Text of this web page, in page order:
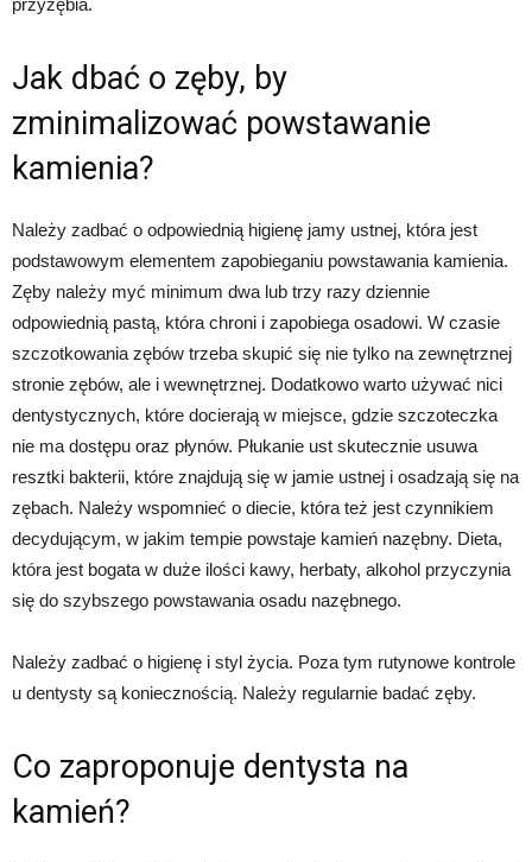
przyzębia.
Jak dbać o zęby, by
zminimalizować powstawanie
kamienia?
Należy zadbać o odpowiednią higienę jamy ustnej, która jest
podstawowym elementem zapobieganiu powstawania kamienia.
Zęby należy myć minimum dwa lub trzy razy dziennie
odpowiednią pastą, która chroni i zapobiega osadowi. W czasie
szczotkowania zębów trzeba skupić się nie tylko na zewnętrznej
stronie zębów, ale i wewnętrznej. Dodatkowo warto używać nici
dentystycznych, które docierają w miejsce, gdzie szczoteczka
nie ma dostępu oraz płynów. Płukanie ust skutecznie usuwa
resztki bakterii, które znajdują się w jamie ustnej i osadzają się na
zębach. Należy wspomnieć o diecie, która też jest czynnikiem
decydującym, w jakim tempie powstaje kamień nazębny. Dieta,
która jest bogata w duże ilości kawy, herbaty, alkohol przyczynia
się do szybszego powstawania osadu nazębnego.
Należy zadbać o higienę i styl życia. Poza tym rutynowe kontrole
u dentysty są koniecznością. Należy regularnie badać zęby.
Co zaproponuje dentysta na
kamień?